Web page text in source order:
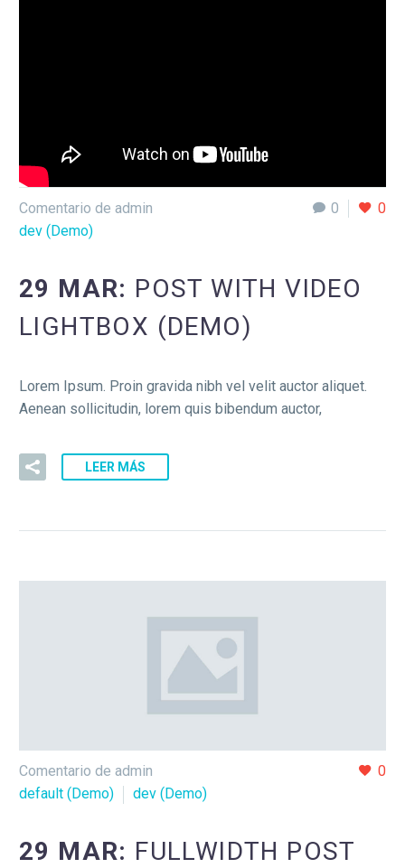
0 0
Comentario de admin
dev (Demo)
29 MAR: POST WITH VIDEO
LIGHTBOX (DEMO)
Lorem Ipsum. Proin gravida nibh vel velit auctor aliquet.
Aenean sollicitudin, lorem quis bibendum auctor,
LEER MÁS
0
Comentario de admin
default (Demo)
dev (Demo)
29 MAR: FULLWIDTH POST